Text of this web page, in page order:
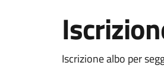
Iscrizione albo per